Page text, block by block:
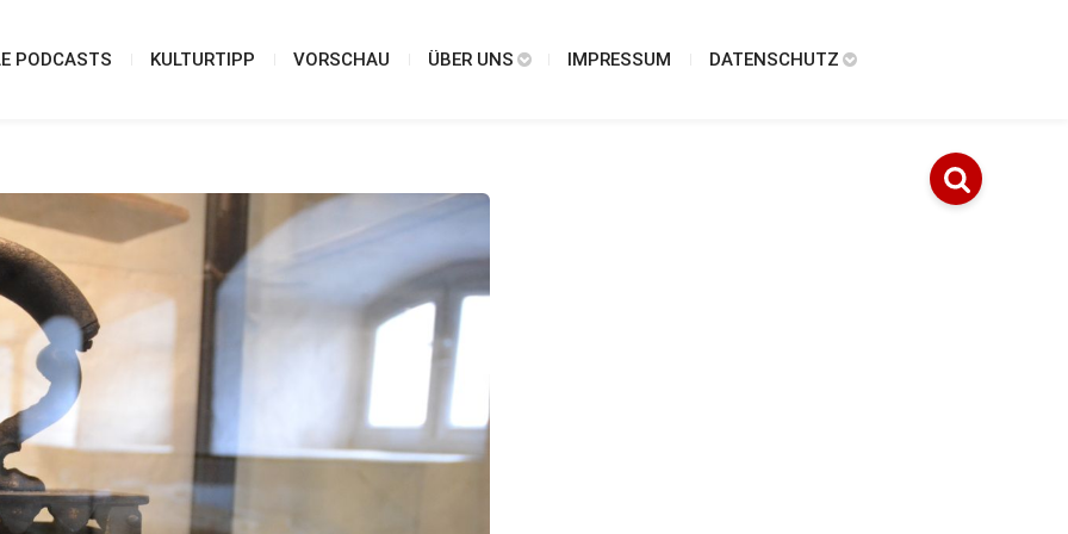
PODCASTS KULTURTIPP VORSCHAU ÜBER UNS IMPRESSUM DATENSCHUTZ